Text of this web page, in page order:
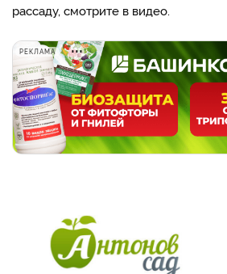
рассаду, смотрите в видео.
РЕКЛАМА